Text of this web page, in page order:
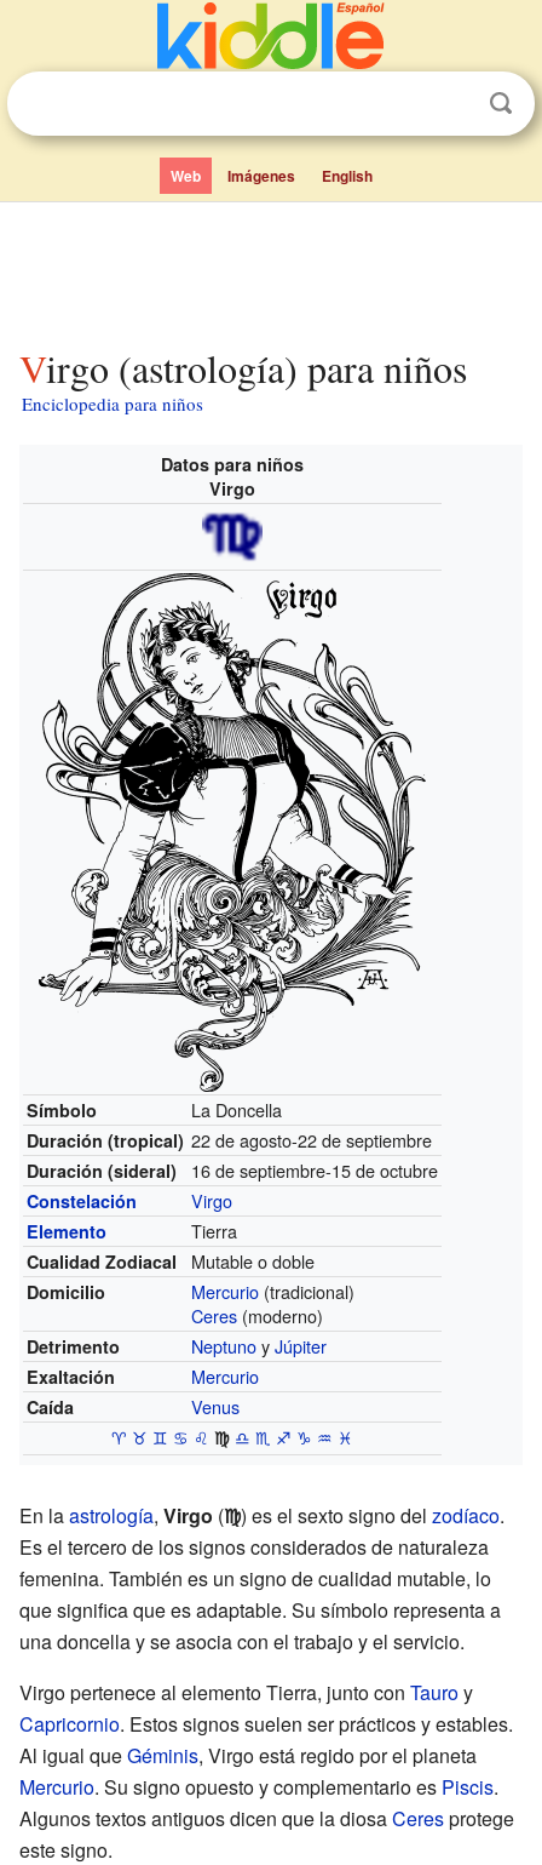
Web Imágenes English
Virgo (astrología) para niños
Enciclopedia para niños
Datos para niños
Virgo
Símbolo La Doncella
Duración (tropical) 22 de agosto-22 de septiembre
Duración (sideral) 16 de septiembre-15 de octubre
Constelación Virgo
Elemento Tierra
Cualidad Zodiacal Mutable o doble
Domicilio Mercurio (tradicional)
Ceres (moderno)
Detrimento NeptunoyJúpiter
Exaltación Mercurio
Caída Venus
♈︎ ♉︎ ♊︎ ♋︎ ♌︎ ♍︎ ♎︎ ♏︎ ♐︎ ♑︎ ♒︎ ♓︎
En laastrología, Virgo (♍︎) es el sexto signo del zodíaco.
Es el tercero de los signos considerados de naturaleza
femenina. También es un signo de cualidad mutable, lo
que significa que es adaptable. Su símbolo representa a
una doncella y se asocia con el trabajo y el servicio.
Virgo pertenece al elemento Tierra, junto con Tauroy
Capricornio. Estos signos suelen ser prácticos y estables.
Al igual queGéminis, Virgo está regido por el planeta
Mercurio. Su signo opuesto y complementario es Piscis.
Algunos textos antiguos dicen que la diosaCeresprotege
este signo.